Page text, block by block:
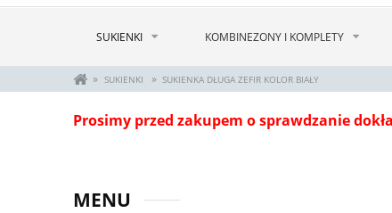
SUKIENKI KOMBINEZONY I KOMPLETY
» SUKIENKI » SUKIENKA DŁUGA ZEFIR KOLOR BIAŁY
Prosimy przed zakupem o sprawdzanie
MENU